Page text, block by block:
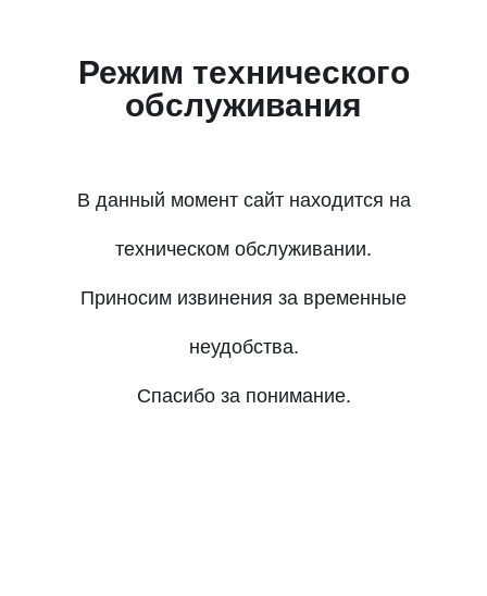
Режим технического
обслуживания
В данный момент сайт находится на
техническом обслуживании.
Приносим извинения за временные
неудобства.
Спасибо за понимание.